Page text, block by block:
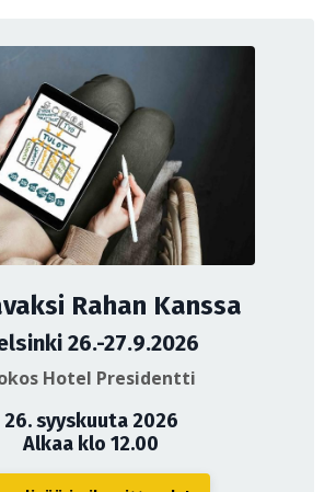
Rahan Kanssa
26.-27.9.2026
Hotel Presidentti
26. syyskuuta 2026
Alkaa klo 12.00